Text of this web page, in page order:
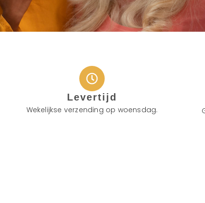
Levertijd
Wekelijkse verzending op woensdag.